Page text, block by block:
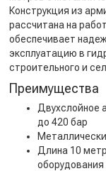
Конструкция из
рассчитана на
обеспечивает
эксплуатацию в
строительного и
Преимущества
Двухслойное
до 420 бар
Длина 10
оборудования